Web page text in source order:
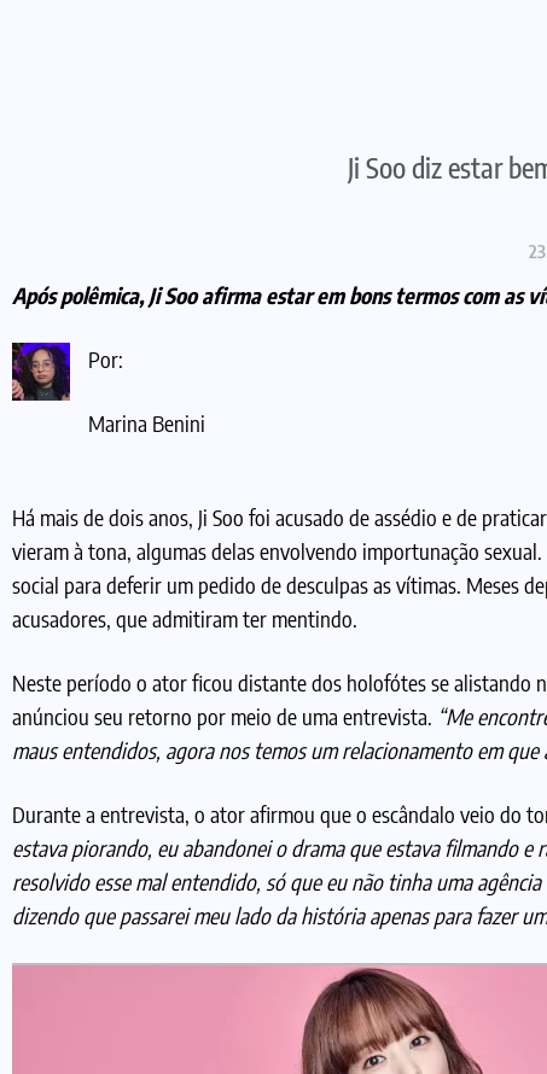
Ji Soo diz estar
Após polêmica, Ji Soo afirma estar em bons termos com as
Por:
Marina Benini
Há mais de dois anos, Ji Soo foi acusado de assédio e de
vieram à tona, algumas delas envolvendo importunação
social para deferir um pedido de desculpas as vítimas. Meses
acusadores, que admitiram ter mentindo.
Neste período o ator ficou distante dos holofótes se
anúnciou seu retorno por meio de uma entrevista. “Me
maus entendidos, agora nos temos um relacionamento em
Durante a entrevista, o ator afirmou que o escândalo veio do
estava piorando, eu abandonei o drama que estava filmando
resolvido esse mal entendido, só que eu não tinha uma
dizendo que passarei meu lado da história apenas para fazer